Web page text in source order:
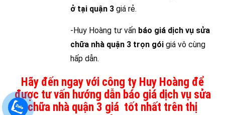
ở tại quận 3 giá rẻ.
-Huy Hoàng tư vấn báo giá dịch vụ sửa
chữa nhà quận 3 trọn gói giá vô cùng
hấp dẫn.
Hãy đến ngay với công ty Huy Hoàng để
được tư vấn hướng dẫn báo giá dịch vụ sửa
chữa nhà quận 3 giá tốt nhất trên thị